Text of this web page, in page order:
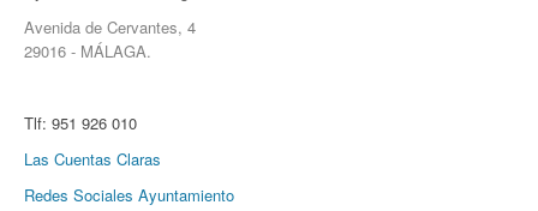
Avenida de Cervantes, 4
29016 - MÁLAGA.
Tlf: 951 926 010
Las Cuentas Claras
Redes Sociales Ayuntamiento